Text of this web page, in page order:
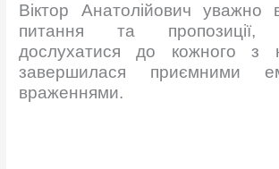
Віктор Анатолійович уважно
питання та пропозиції,
дослухатися до кожного з
завершилася приємними
враженнями.